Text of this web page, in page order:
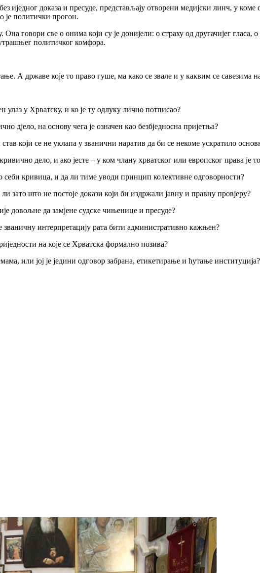
иједног доказа и пресуде, представљају отворени медијски линч, у
је политички прогон.
говори све о онима који су је донијели: о страху од другачијег гласа,
политичког комфора.
А државе које то право гуше, ма како се звале и у каквим се савезима
у Хрватску, и ко је ту одлуку лично потписао?
дјело, на основу чега је означен као безбједносна пријетња?
који се не уклапа у званични наратив да би се некоме ускратило
дело, и ако јесте – у ком члану хрватског или европског права је
себи кривица, и да ли тиме уводи принцип колективне одговорности?
зато што не постоје докази који би издржали јавну и правну провјеру?
довољне да замјене судске чињенице и пресуде?
званичну интерпретацију рата бити административно кажњен?
на које се Хрватска формално позива?
или јој је једини одговор забрана, етикетирање и ћутање институција?